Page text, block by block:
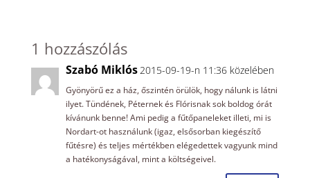
1 hozzászólás
Szabó Miklós2015-09-19-n 11:36 közelében
Gyönyörű ez a ház, őszintén örülök, hogy nálunk is látni
ilyet. Tündének, Péternek és Flórisnak sok boldog órát
kívánunk benne! Ami pedig a fűtőpaneleket illeti, mi is
Nordart-ot használunk (igaz, elsősorban kiegészítő
fűtésre) és teljes mértékben elégedettek vagyunk mind
a hatékonyságával, mint a költségeivel.